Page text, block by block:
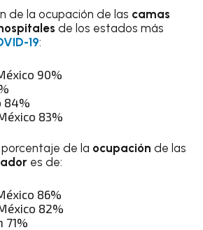
de la ocupación de las camas
hospitalesde los estados más
19:
90%
84%
83%
de la ocupaciónde las
es de:
86%
82%
71%